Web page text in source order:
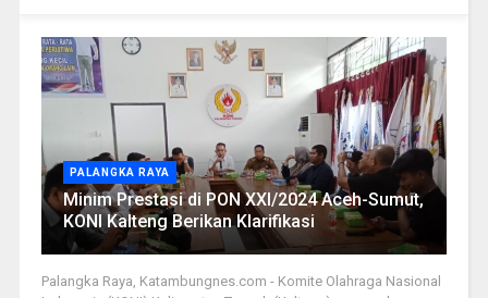
PALANGKA RAYA
Minim Prestasi di PON XXI/2024 Aceh-Sumut,
KONI Kalteng Berikan Klarifikasi
Palangka Raya, Katambungnes.com - Komite Olahraga Nasional